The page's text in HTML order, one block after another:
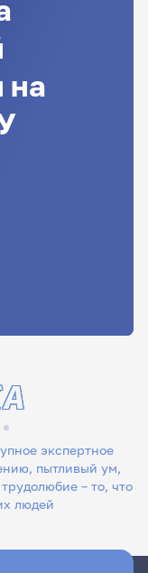
на
экспертное
пытливый ум,
– то, что
людей